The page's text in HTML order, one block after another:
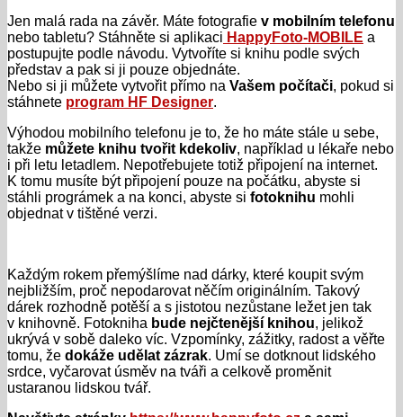
Jen malá rada na závěr. Máte fotografie v mobilním telefonu
nebo tabletu? Stáhněte si aplikaci HappyFoto-MOBILE a
postupujte podle návodu. Vytvoříte si knihu podle svých
představ a pak si ji pouze objednáte.
Nebo si ji můžete vytvořit přímo na Vašem počítači, pokud si
stáhnete program HF Designer.
Výhodou mobilního telefonu je to, že ho máte stále u sebe,
takže můžete knihu tvořit kdekoliv, například u lékaře nebo
i při letu letadlem. Nepotřebujete totiž připojení na internet.
K tomu musíte být připojení pouze na počátku, abyste si
stáhli prográmek a na konci, abyste si fotoknihu mohli
objednat v tištěné verzi.
Každým rokem přemýšlíme nad dárky, které koupit svým
nejbližším, proč nepodarovat něčím originálním. Takový
dárek rozhodně potěší a s jistotou nezůstane ležet jen tak
v knihovně. Fotokniha bude nejčtenější knihou, jelikož
ukrývá v sobě daleko víc. Vzpomínky, zážitky, radost a věřte
tomu, že dokáže udělat zázrak. Umí se dotknout lidského
srdce, vyčarovat úsměv na tváři a celkově proměnit
ustaranou lidskou tvář.